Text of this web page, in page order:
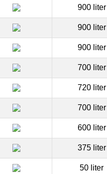
900 liter
900 liter
900 liter
700 liter
720 liter
700 liter
600 liter
375 liter
50 liter